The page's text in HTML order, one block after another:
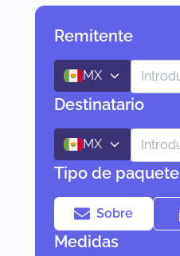
Remitente
MX
Destinatario
MX
Tipo de paquete
Sobre
Medidas